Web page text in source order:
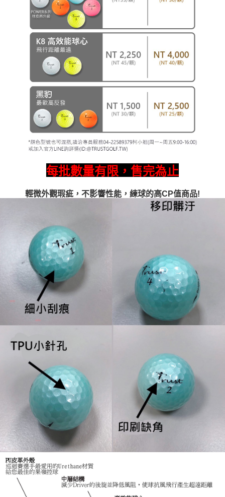
權轉讓予恩沛科技股份有限公司。
２．關於個人資料處理事宜，請瀏覽以下網址：
https://aftee.tw/terms/#terms3
３．未成年的使用者請事先徵得法定代理人或監護人之同意方可使用
「AFTEE先享後付」，若未經同意申辦者引起之損失，本公司不負相關責
４．使用「AFTEE先享後付」時，將依據個別帳號之用戶狀況，依本公司即
時審查核予不同之上限額度；若仍有額度不足之情形，本公司將視審查結果
請求用戶進行身份認證。
５．嚴禁一人註冊多個帳號或使用他人資訊註冊。若發現惡意使用之情形，
恩沛科技股份有限公司將有權停止該用戶之使用額度並採取法律行動。
每筆NT$150，滿NT$900(含以上)免運費
每批數量有限，售完為止
輕微外觀瑕疵，不影響性能，練球的高CP值商品!